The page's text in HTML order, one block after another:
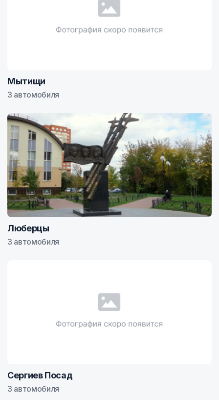
Мытищи
3 автомобиля
Люберцы
3 автомобиля
Сергиев Посад
3 автомобиля